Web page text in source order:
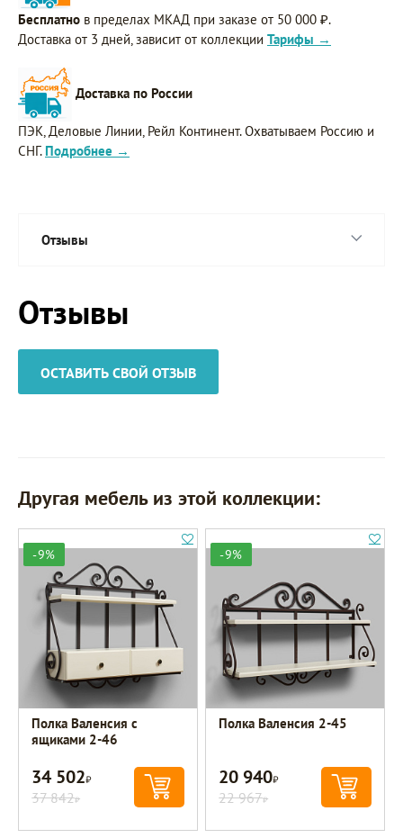
Бесплатно в пределах МКАД при заказе от 50 000 ₽.
Доставка от 3 дней, зависит от коллекции Тарифы →
Доставка по России
ПЭК, Деловые Линии, Рейл Континент. Охватываем Россию и
СНГ. Подробнее →
Отзывы
Отзывы
ОСТАВИТЬ СВОЙ ОТЗЫВ
Другая мебель из этой коллекции:
-9%
Полка Валенсия с
ящиками 2-46
34 502Р
37 842Р
-9%
Полка Валенсия 2-45
20 940Р
22 967Р